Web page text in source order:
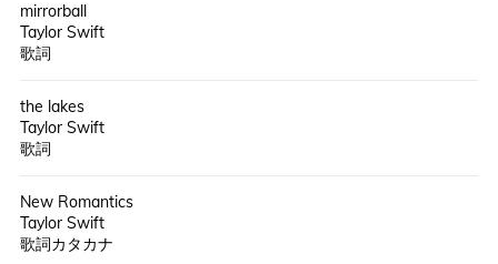
mirrorball
Taylor Swift
歌詞
the lakes
Taylor Swift
歌詞
New Romantics
Taylor Swift
歌詞カタカナ